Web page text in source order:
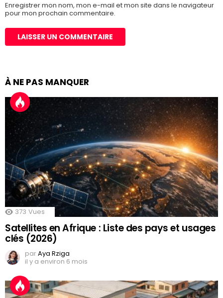
Enregistrer mon nom, mon e-mail et mon site dans le navigateur
pour mon prochain commentaire.
À NE PAS MANQUER
373 Vues
Satellites en Afrique : Liste des pays et usages
clés (2026)
parAya Rziga
il y a environ 6 mois